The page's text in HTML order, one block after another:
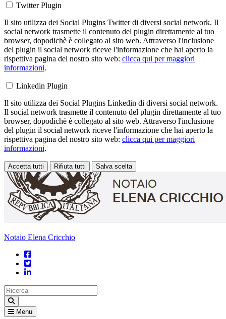
Twitter Plugin
Il sito utilizza dei Social Plugins Twitter di diversi social network. Il
social network trasmette il contenuto del plugin direttamente al tuo
browser, dopodichè è collegato al sito web. Attraverso l'inclusione
del plugin il social network riceve l'informazione che hai aperto la
rispettiva pagina del nostro sito web: clicca qui per maggiori
informazioni.
Linkedin Plugin
Il sito utilizza dei Social Plugins Linkedin di diversi social network.
Il social network trasmette il contenuto del plugin direttamente al tuo
browser, dopodichè è collegato al sito web. Attraverso l'inclusione
del plugin il social network riceve l'informazione che hai aperto la
rispettiva pagina del nostro sito web: clicca qui per maggiori
informazioni.
Accetta tutti Rifiuta tutti Salva scelta
Loading...
Notaio Elena Cricchio
Menu